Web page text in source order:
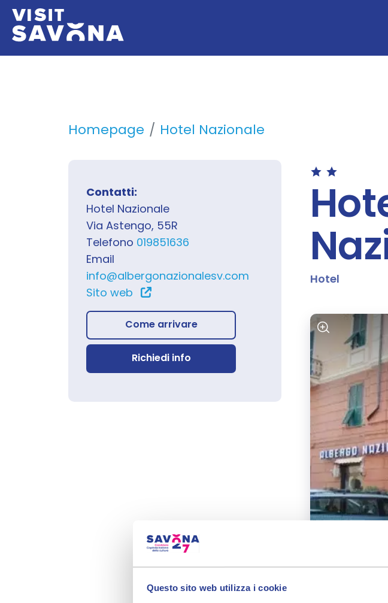
Questo sito web utilizza i cookie
Homepage Hotel Nazionale
Contatti:
Hotel Nazionale
Via Astengo, 55R
Telefono 019851636
Email
info@albergonazionalesv.com
Sito web
Come arrivare
Richiedi info
Hotel